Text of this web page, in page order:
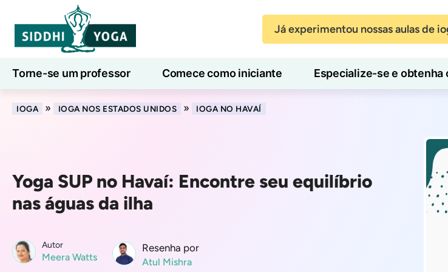
Já experimentou nossas aulas de
Torne-se um professor Comece como iniciante Especialize-se e
Aulas de ioga online 7 Dias de Bem-Estar
IOGA » IOGA NOS ESTADOS UNIDOS » IOGA NO HAVAÍ
Yoga SUP no Havaí: Encontre seu equilíbrio
nas águas da ilha
Autor
Meera Watts
Resenha por
Atul Mishra